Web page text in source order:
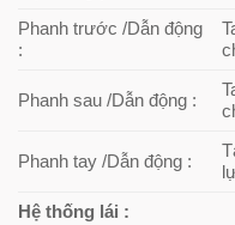
Phanh trước /Dẫn động
:
Phanh sau /Dẫn động :
Phanh tay /Dẫn động :
Hệ thống lái :